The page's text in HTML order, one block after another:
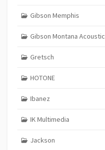
Gibson Memphis
Gibson Montana Acoustic
Gretsch
HOTONE
Ibanez
IK Multimedia
Jackson